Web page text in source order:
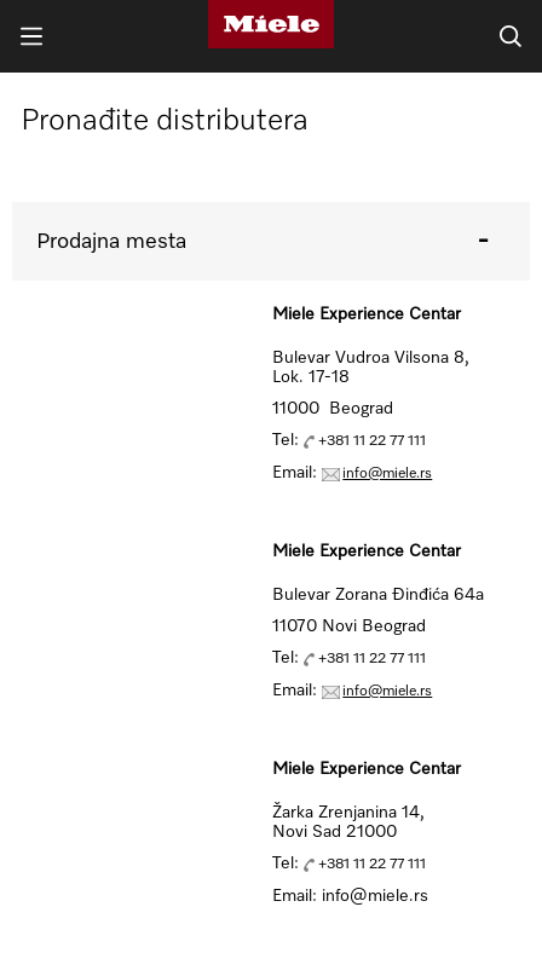
Pronađite distributera
Prodajna mesta
Miele Experience Centar
Bulevar Vudroa Vilsona 8,
Lok. 17-18
11000 Beograd
Tel:
+381 11 22 77 111
Email: info@miele.rs
Miele Experience Centar
Bulevar Zorana Đinđića 64a
11070 Novi Beograd
Tel:
+381 11 22 77 111
Email: info@miele.rs
Miele Experience Centar
Žarka Zrenjanina 14,
Novi Sad 21000
Tel:
+381 11 22 77 111
Email: info@miele.rs